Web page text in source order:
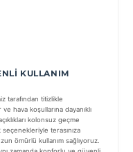
KULLANIM
tarafından titizlikle
hava koşullarına dayanıklı
kolonsuz geçme
terasınıza
ömürlü kullanım sağlıyoruz.